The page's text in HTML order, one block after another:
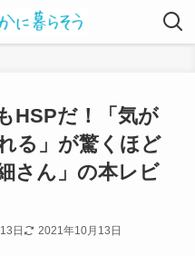
HSPだ！「気が
る」が驚くほど
さん」の本レビ
日 2021年10月13日